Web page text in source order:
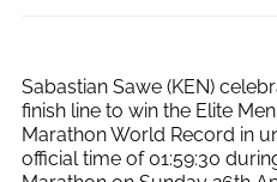
Sabastian Sawe (KEN)
finish line to win the Elite
Marathon World Record in
official time of 01:59:30